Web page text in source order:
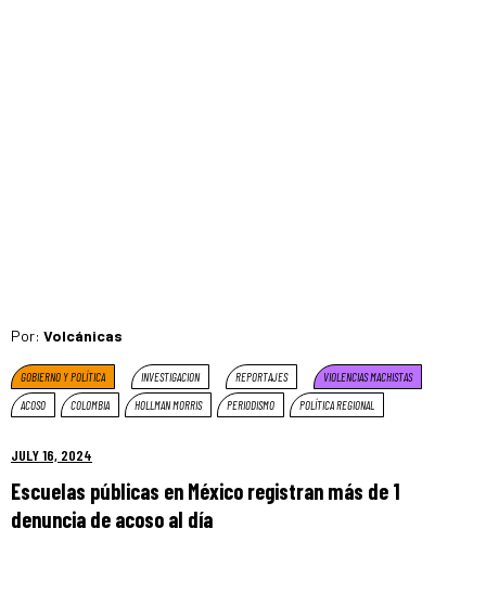
Por: Volcánicas
GOBIERNO Y POLÍTICA INVESTIGACION REPORTAJES
VIOLENCIAS MACHISTAS
ACOSO
COLOMBIA HOLLMAN MORRIS PERIODISMO POLÍTICA REGIONAL
JULY 16, 2024
Escuelas públicas en México registran más de 1
denuncia de acoso al día